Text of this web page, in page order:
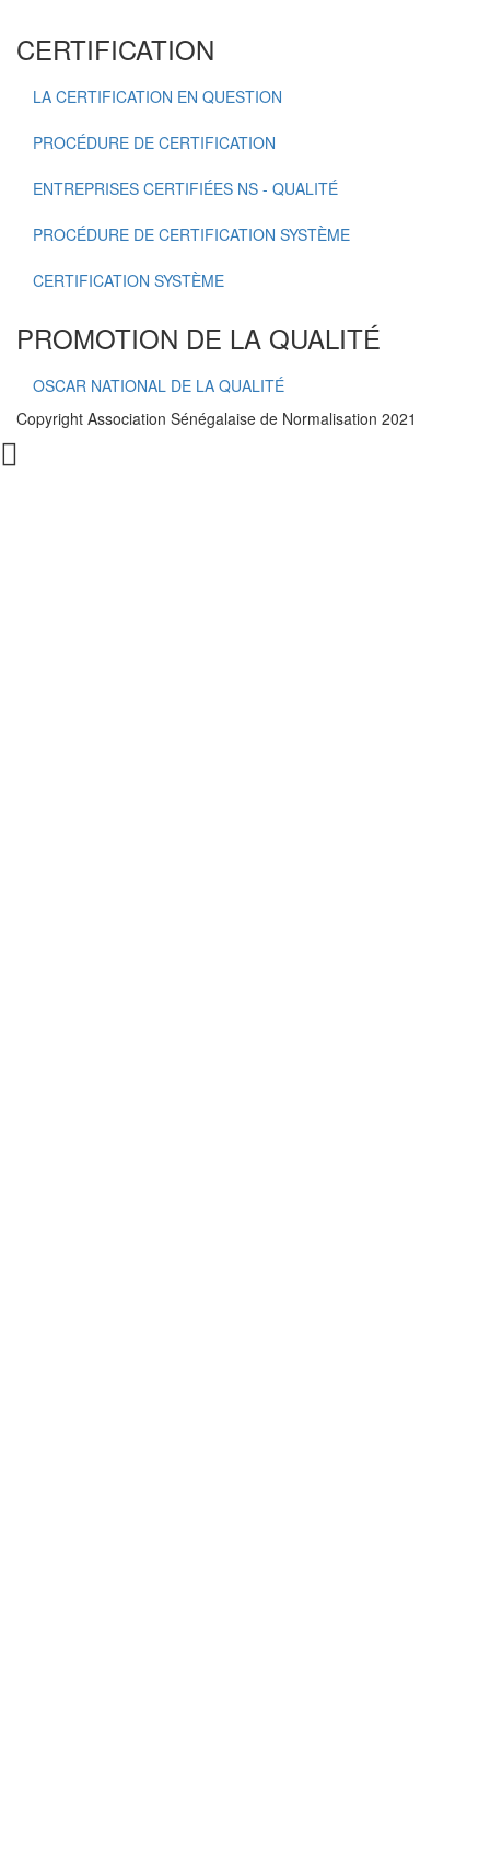
CERTIFICATION
LA CERTIFICATION EN QUESTION
PROCÉDURE DE CERTIFICATION
ENTREPRISES CERTIFIÉES NS - QUALITÉ
PROCÉDURE DE CERTIFICATION SYSTÈME
CERTIFICATION SYSTÈME
PROMOTION DE LA QUALITÉ
OSCAR NATIONAL DE LA QUALITÉ
Copyright Association Sénégalaise de Normalisation 2021